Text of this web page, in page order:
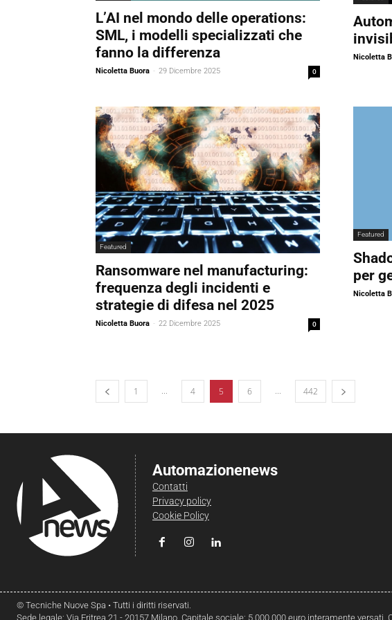
L’AI nel mondo delle operations:
SML, i modelli specializzati che
fanno la differenza
Nicoletta Buora - 29 Dicembre 2025 0
Nicoletta
Featured
Ransomware nel manufacturing:
frequenza degli incidenti e
strategie di difesa nel 2025
Nicoletta Buora - 22 Dicembre 2025 0
Featured
per
Nicoletta
1 ... 4 5 6 ... 442
Automazionenews
Contatti
Privacy policy
Cookie Policy
© Tecniche Nuove Spa • Tutti i diritti riservati.
Sede legale: Via Eritrea 21 - 20157 Milano. Capitale sociale: 5.000.000 euro interamente